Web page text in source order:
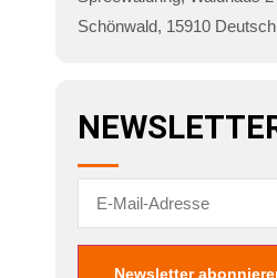
Schönwald, 15910